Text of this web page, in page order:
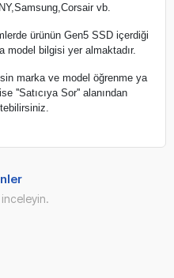
vb.
ürünün Gen5 SSD içerdiği
model bilgisi yer almaktadır.
marka ve model öğrenme ya
''Satıcıya Sor'' alanından